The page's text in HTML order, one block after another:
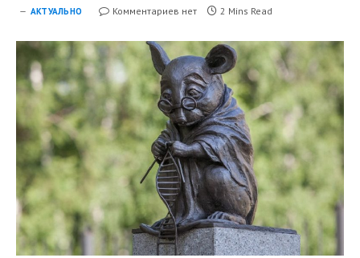
АКТУАЛЬНО Комментариев нет 2 Mins Read